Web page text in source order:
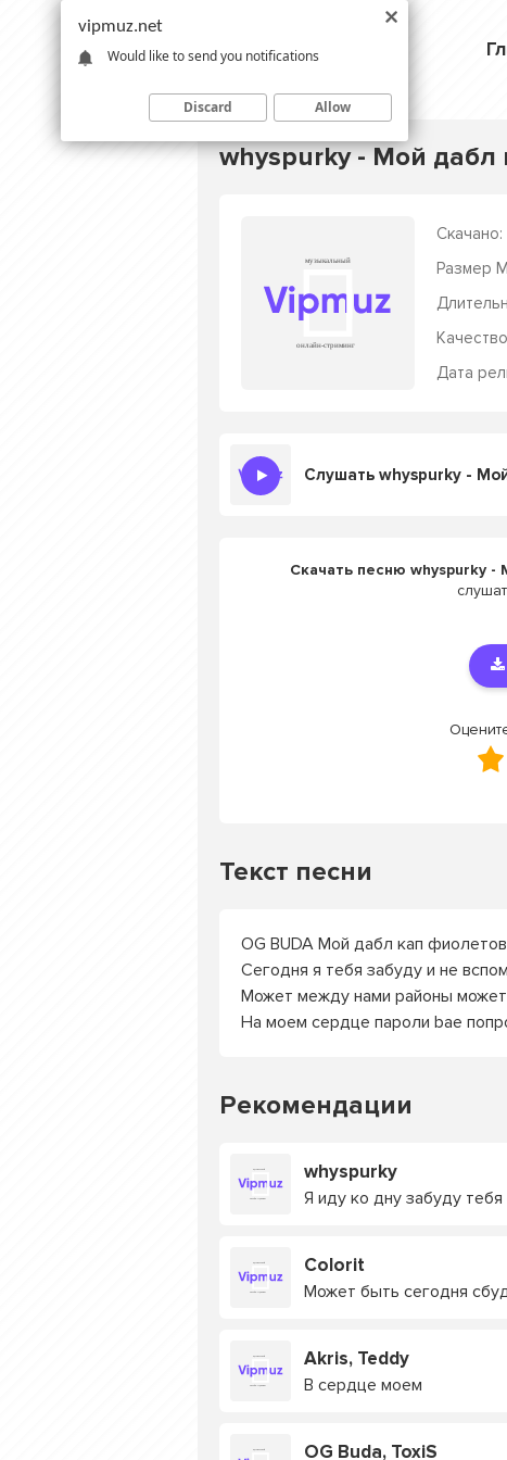
whyspurky - Мой дабл
Скачано:
Размер
Дата
Слушать whyspurky -
Скачать песню whyspurky
Текст песни
OG BUDA Мой дабл кап
Сегодня я тебя забуду и не
Может между нами районы
На моем сердце пароли bae
Рекомендации
whyspurky
Я иду ко дну забуду
Colorit
Может быть сегодня
Akris, Teddy
В сердце моем
OG Buda, ToxiS
vipmuz.net
Would like to send you notifications
Discard Allow